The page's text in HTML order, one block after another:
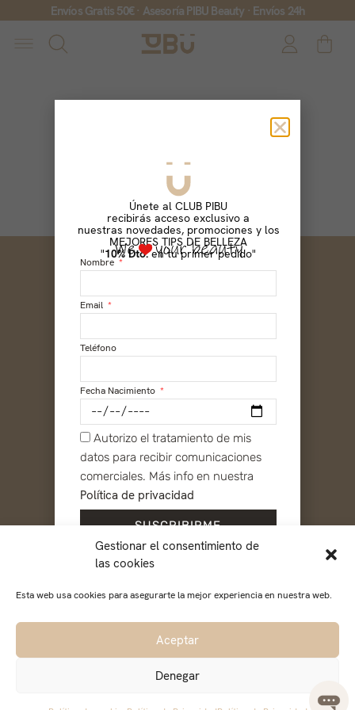
Gestionar el consentimiento de
las cookies
Esta web usa cookies para asegurarte la mejor experiencia en nuestra web.
Aceptar
Denegar
Envíos Gratis 50€ · Asesoría PIBU Beauty · Envíos 24h
SOBRE PIBU
Nuestro Origen
Nuestra Filosofía
Prensa
Mi cuenta
Condiciones de Venta
Envíos y Devoluciones
Contacto
SOCIAL
YouTube
¡IMPORTANTE!
Añade «pibu@pibucosmetic.com» a tu libreta de
direcciones, para evitar que nuestra newsletter llegue al
© 2023 PIBUCOSMETIC — Cosmética de Lujo Online
Todos los derechos reservados
Política de Privacidad|Política de Cookies
Únete al CLUB PIBU
recibirás acceso exclusivo a
nuestras novedades, promociones y los
MEJORES TIPS DE BELLEZA
"10% Dto.en tu primer pedido"
Nombre
Email
Teléfono
Fecha Nacimiento
Autorizo el tratamiento de mis
datos para recibir comunicaciones
comerciales. Más info en nuestra
Política de privacidad
SUSCRIBIRME